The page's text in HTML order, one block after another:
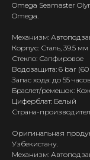
Omega Seamaster
Omega.
Механизм:
Корпус: Сталь, 39.5 мм
Стекло: Сапфировое
Водозащита: 6 bar
Запас хода: до 55 часов
Браслет/ремешок:
Циферблат: Белый
Страна-
Оригинальная
Узбекистану.
Механизм: